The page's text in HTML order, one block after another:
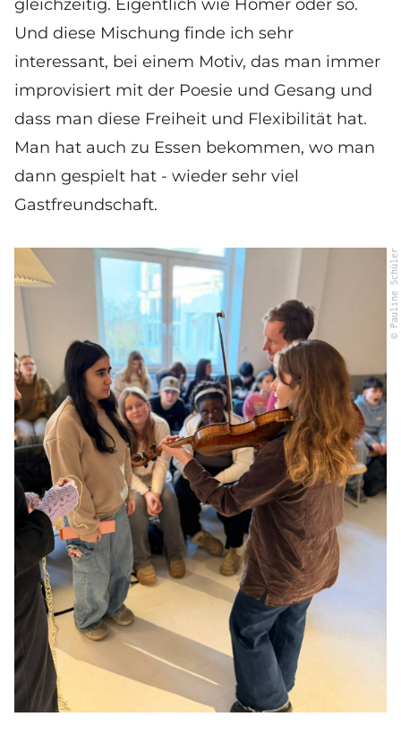
gleichzeitig. Eigentlich wie Homer oder so.
Und diese Mischung finde ich sehr
interessant, bei einem Motiv, das man immer
improvisiert mit der Poesie und Gesang und
dass man diese Freiheit und Flexibilität hat.
Man hat auch zu Essen bekommen, wo man
dann gespielt hat - wieder sehr viel
Gastfreundschaft.
© Pauline Schüler